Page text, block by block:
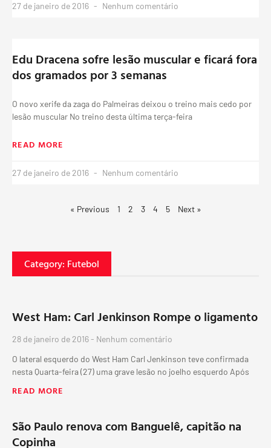
27 de janeiro de 2016 Nenhum comentário
Edu Dracena sofre lesão muscular e ficará fora
dos gramados por 3 semanas
O novo xerife da zaga do Palmeiras deixou o treino mais cedo por
lesão muscular No treino desta última terça-feira
READ MORE
27 de janeiro de 2016 Nenhum comentário
« Previous 1 2 3 4 5 Next »
Category: Futebol
West Ham: Carl Jenkinson Rompe o ligamento
28 de janeiro de 2016
Nenhum comentário
O lateral esquerdo do West Ham Carl Jenkinson teve confirmada
nesta Quarta-feira (27) uma grave lesão no joelho esquerdo Após
READ MORE
São Paulo renova com Banguelê, capitão na
Copinha